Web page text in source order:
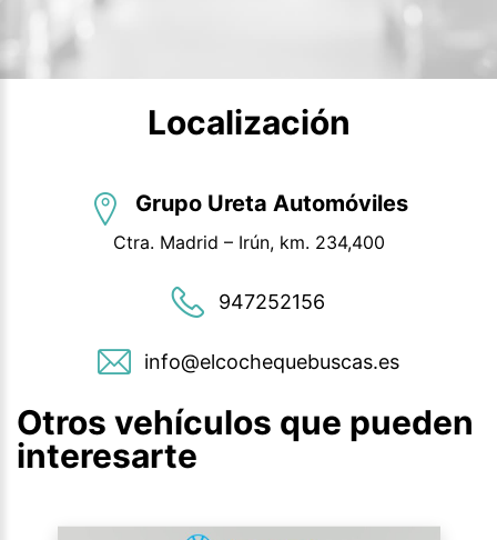
Localización
Grupo Ureta Automóviles
Ctra. Madrid – Irún, km. 234,400
947252156
info@elcochequebuscas.es
Otros vehículos que pueden
interesarte